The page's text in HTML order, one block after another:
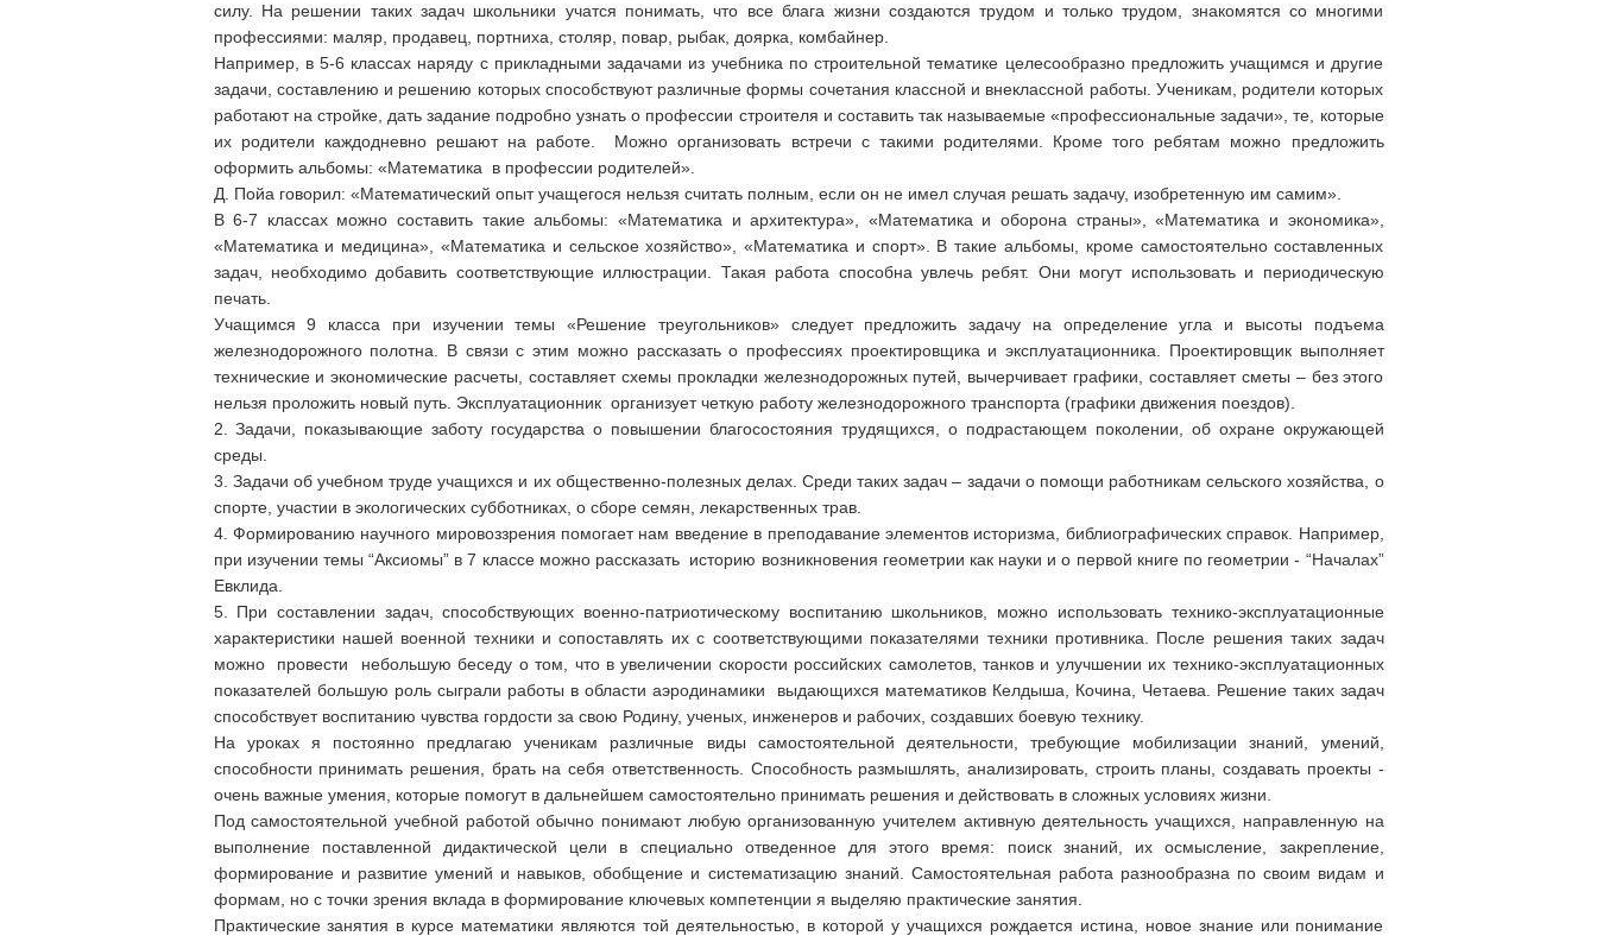
силу. На решении таких задач школьники учатся понимать, что все блага жизни создаются трудом и только трудом, знакомятся со многими
профессиями: маляр, продавец, портниха, столяр, повар, рыбак, доярка, комбайнер.
Например, в 5-6 классах наряду с прикладными задачами из учебника по строительной тематике целесообразно предложить учащимся и другие
задачи, составлению и решению которых способствуют различные формы сочетания классной и внеклассной работы. Ученикам, родители которых
работают на стройке, дать задание подробно узнать о профессии строителя и составить так называемые «профессиональные задачи», те, которые
их родители каждодневно решают на работе. Можно организовать встречи с такими родителями. Кроме того ребятам можно предложить
оформить альбомы: «Математика в профессии родителей».
Д. Пойа говорил: «Математический опыт учащегося нельзя считать полным, если он не имел случая решать задачу, изобретенную им самим».
В 6-7 классах можно составить такие альбомы: «Математика и архитектура», «Математика и оборона страны», «Математика и экономика»,
«Математика и медицина», «Математика и сельское хозяйство», «Математика и спорт». В такие альбомы, кроме самостоятельно составленных
задач, необходимо добавить соответствующие иллюстрации. Такая работа способна увлечь ребят. Они могут использовать и периодическую
печать.
Учащимся 9 класса при изучении темы «Решение треугольников» следует предложить задачу на определение угла и высоты подъема
железнодорожного полотна. В связи с этим можно рассказать о профессиях проектировщика и эксплуатационника. Проектировщик выполняет
технические и экономические расчеты, составляет схемы прокладки железнодорожных путей, вычерчивает графики, составляет сметы – без этого
нельзя проложить новый путь. Эксплуатационник организует четкую работу железнодорожного транспорта (графики движения поездов).
2. Задачи, показывающие заботу государства о повышении благосостояния трудящихся, о подрастающем поколении, об охране окружающей
среды.
3. Задачи об учебном труде учащихся и их общественно-полезных делах. Среди таких задач – задачи о помощи работникам сельского хозяйства, о
спорте, участии в экологических субботниках, о сборе семян, лекарственных трав.
4. Формированию научного мировоззрения помогает нам введение в преподавание элементов историзма, библиографических справок. Например,
при изучении темы “Аксиомы” в 7 классе можно рассказать историю возникновения геометрии как науки и о первой книге по геометрии - “Началах”
Евклида.
5. При составлении задач, способствующих военно-патриотическому воспитанию школьников, можно использовать технико-эксплуатационные
характеристики нашей военной техники и сопоставлять их с соответствующими показателями техники противника. После решения таких задач
можно провести небольшую беседу о том, что в увеличении скорости российских самолетов, танков и улучшении их технико-эксплуатационных
показателей большую роль сыграли работы в области аэродинамики выдающихся математиков Келдыша, Кочина, Четаева. Решение таких задач
способствует воспитанию чувства гордости за свою Родину, ученых, инженеров и рабочих, создавших боевую технику.
На уроках я постоянно предлагаю ученикам различные виды самостоятельной деятельности, требующие мобилизации знаний, умений,
способности принимать решения, брать на себя ответственность. Способность размышлять, анализировать, строить планы, создавать проекты -
очень важные умения, которые помогут в дальнейшем самостоятельно принимать решения и действовать в сложных условиях жизни.
Под самостоятельной учебной работой обычно понимают любую организованную учителем активную деятельность учащихся, направленную на
выполнение поставленной дидактической цели в специально отведенное для этого время: поиск знаний, их осмысление, закрепление,
формирование и развитие умений и навыков, обобщение и систематизацию знаний. Самостоятельная работа разнообразна по своим видам и
формам, но с точки зрения вклада в формирование ключевых компетенции я выделяю практические занятия.
Практические занятия в курсе математики являются той деятельностью, в которой у учащихся рождается истина, новое знание или понимание